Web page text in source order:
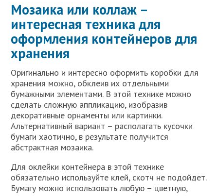
Мозаика или коллаж –
интересная техника для
оформления контейнеров для
хранения
Оригинально и интересно оформить коробки для
хранения можно, обклеив их отдельными
бумажными элементами. В этой технике можно
сделать сложную аппликацию, изобразив
декоративные орнаменты или картинки.
Альтернативный вариант – располагать кусочки
бумаги хаотично, в результате получится
абстрактная мозаика.
Для оклейки контейнера в этой технике
обязательно используйте клей, скотч не подойдет.
Бумагу можно использовать любую – цветную,